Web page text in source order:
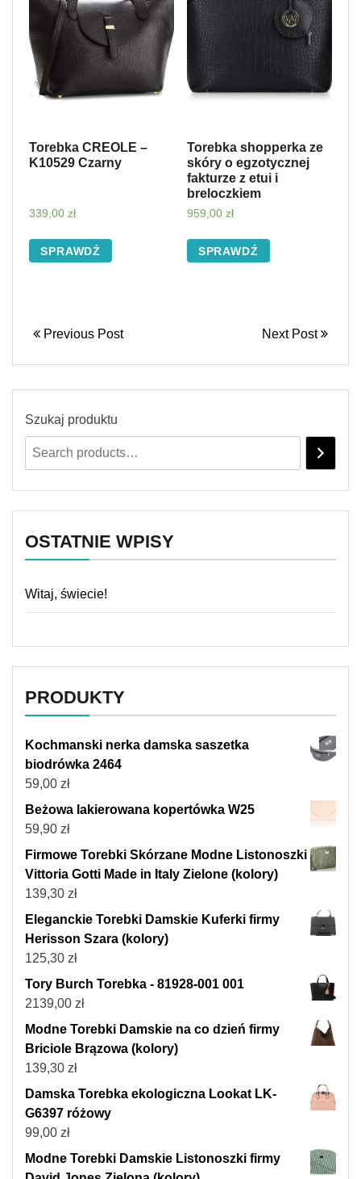
Torebka CREOLE –
K10529 Czarny
339,00 zł
SPRAWDŹ
Torebka shopperka ze
skóry o egzotycznej
fakturze z etui i
breloczkiem
959,00 zł
SPRAWDŹ
Previous Post Next Post
Szukaj produktu
OSTATNIE WPISY
Witaj, świecie!
PRODUKTY
Kochmanski nerka damska saszetka
biodrówka 2464
59,00 zł
Beżowa lakierowana kopertówka W25
59,90 zł
Firmowe Torebki Skórzane Modne Listonoszki
Vittoria Gotti Made in Italy Zielone (kolory)
139,30 zł
Eleganckie Torebki Damskie Kuferki firmy
Herisson Szara (kolory)
125,30 zł
Tory Burch Torebka - 81928-001 001
2139,00 zł
Modne Torebki Damskie na co dzień firmy
Briciole Brązowa (kolory)
139,30 zł
Damska Torebka ekologiczna Lookat LK-
G6397 różowy
99,00 zł
Modne Torebki Damskie Listonoszki firmy